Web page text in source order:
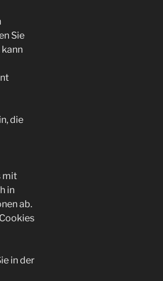
Sie
die
mit
in
ab.
in der